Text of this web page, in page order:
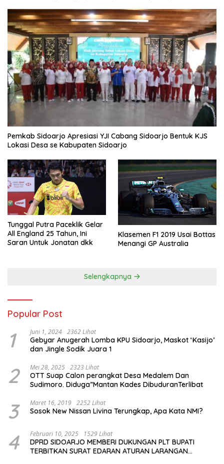
Pemkab Sidoarjo Apresiasi YJI Cabang Sidoarjo Bentuk KJS
Lokasi Desa se Kabupaten Sidoarjo
Tunggal Putra Paceklik Gelar
All England 25 Tahun, Ini
Saran Untuk Jonatan dkk
Klasemen F1 2019 Usai Bottas
Menangi GP Australia
Selengkapnya
Popular Post
1 Juni 1, 2024 2362 Lihat
Gebyar Anugerah Lomba KPU Sidoarjo, Maskot ‘Kasijo’
dan Jingle Sodik Juara 1
2 Mei 28, 2025 2323 Lihat
OTT Suap Calon perangkat Desa Medalem Dan
Sudimoro. Diduga”Mantan Kades DibuduranTerlibat
3 Maret 16, 2019 2252 Lihat
Sosok New Nissan Livina Terungkap, Apa Kata NMI?
4 Februari 10, 2025 1529 Lihat
DPRD SIDOARJO MEMBERI DUKUNGAN PLT BUPATI
TERBITKAN SURAT EDARAN ATURAN LARANGAN